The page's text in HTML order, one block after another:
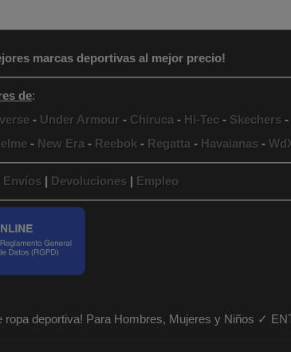
marcas deportivas al mejor precio!
de:
- Under Armour- Chiruca - Hi-Tec- Skechers-
- New Era - Reebok - Regatta - Havaianas -
Envíos| Devoluciones| Empleo
deportiva! Para Hombres, Mujeres y Niños ✓